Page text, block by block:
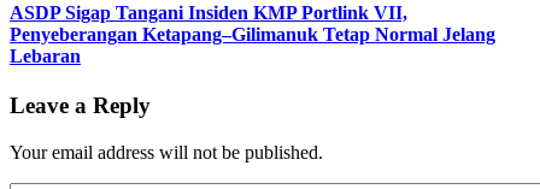
ASDP Sigap Tangani Insiden KMP Portlink VII,
Penyeberangan Ketapang–Gilimanuk Tetap Normal Jelang
Lebaran
Leave a Reply
Your email address will not be published.